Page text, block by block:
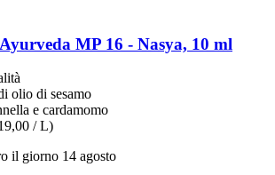
MP 16 -​ Nasya, 10 ml
olio di sesamo
e cardamomo
/ L)
il giorno 14 agosto